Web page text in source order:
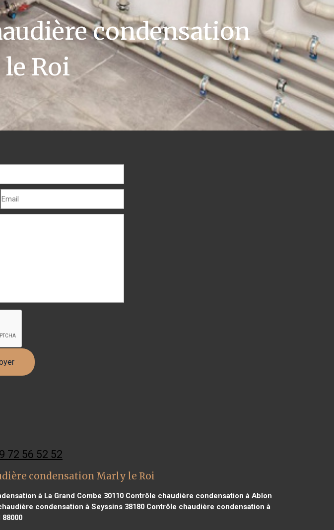
condensation
Roi
72 56 52 52
condensation Marly le Roi
à La Grand Combe 30110 Contrôle chaudière condensation à Ablon
condensation à Seyssins 38180 Contrôle chaudière condensation à
88000